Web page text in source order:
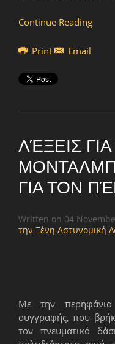
Continue Reading
Print Email
ΛΈΞΕΙΣ
ΓΙΑ ΤΟΝ
Written on 04
την Ξένη Αστυνομική
Με την
συγγραφής, που
τον πνευματικό